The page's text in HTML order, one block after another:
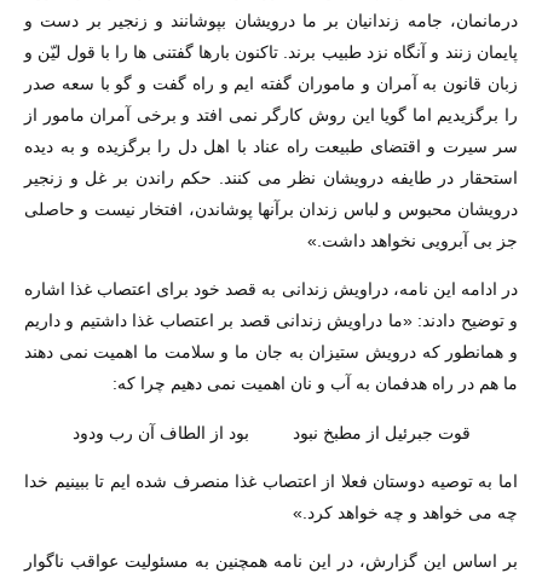
درمانمان، جامه زندانیان بر ما درویشان بپوشانند و زنجیر بر دست و
پایمان زنند و آنگاه نزد طبیب برند. تاکنون بارها گفتنی ها را با قول لیّن و
زبان قانون به آمران و ماموران گفته ایم و راه گفت و گو با سعه صدر
را برگزیدیم اما گویا این روش کارگر نمی افتد و برخی آمران مامور از
سر سیرت و اقتضای طبیعت راه عناد با اهل دل را برگزیده و به دیده
استحقار در طایفه درویشان نظر می کنند. حکم راندن بر غل و زنجیر
درویشان محبوس و لباس زندان برآنها پوشاندن، افتخار نیست و حاصلی
جز بی آبرویی نخواهد داشت.»
در ادامه این نامه، دراویش زندانی به قصد خود برای اعتصاب غذا اشاره
و توضیح دادند: «ما دراویش زندانی قصد بر اعتصاب غذا داشتیم و داریم
و همانطور که درویش ستیزان به جان ما و سلامت ما اهمیت نمی دهند
ما هم در راه هدفمان به آب و نان اهمیت نمی دهیم چرا که:
قوت جبرئیل از مطبخ نبود بود از الطاف آن رب ودود
اما به توصیه دوستان فعلا از اعتصاب غذا منصرف شده ایم تا ببینیم خدا
چه می خواهد و چه خواهد کرد.»
بر اساس این گزارش، در این نامه همچنین به مسئولیت عواقب ناگوار